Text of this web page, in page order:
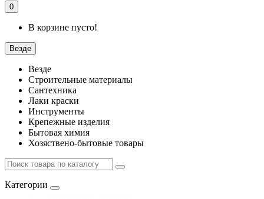
0
В корзине пусто!
Везде
Везде
Строительные материалы
Сантехника
Лаки краски
Инструменты
Крепежные изделия
Бытовая химия
Хозяствено-бытовые товары
Категории